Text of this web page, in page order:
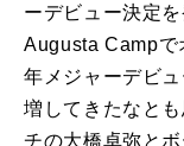
ーデビュー決定
Augusta Campで
年メジャーデビ
増してきたなと
チの大橋卓弥と